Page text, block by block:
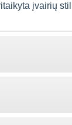
įvairių